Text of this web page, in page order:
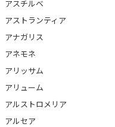
アスチルベ
アストランティア
アナガリス
アネモネ
アリッサム
アリューム
アルストロメリア
アルセア